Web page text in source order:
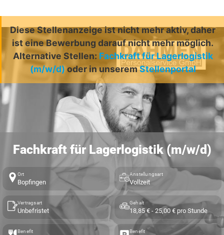
Diese Stellenanzeige ist nicht mehr aktiv, daher
ist eine Bewerbung darauf nicht mehr möglich.
Alternative Stellen: Fachkraft für Lagerlogistik
(m/w/d) oder in unseremStellenportal
Fachkraft für Lagerlogistik (m/w/d)
Ort
Bopfingen
Anstellungsart
Vollzeit
Vertragsart
Unbefristet
Gehalt
18,85 € - 25,00 € pro Stunde
Benefit Benefit